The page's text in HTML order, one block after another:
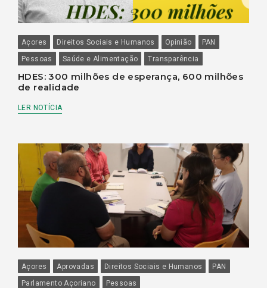
Açores Direitos Sociais e Humanos Opinião
PAN
Pessoas
Saúde e Alimentação Transparência
HDES: 300 milhões de esperança, 600 milhões
de realidade
LER NOTÍCIA
Açores Aprovadas Direitos Sociais e Humanos
PAN
Parlamento Açoriano
Pessoas